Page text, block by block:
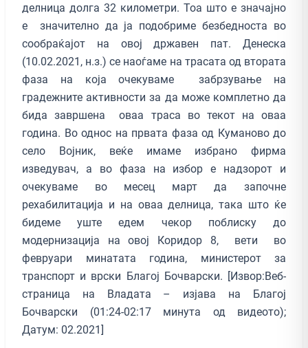
делница долга 32 километри. Тоа што е значајно
е значително да ја подобриме безбедноста во
сообраќајот на овој државен пат. Денеска
(10.02.2021, н.з.) се наоѓаме на трасата од втората
фаза на која очекуваме забрзување на
градежните активности за да може комплетно да
бида завршена оваа траса во текот на оваа
година. Во однос на првата фаза од Куманово до
село Војник, веќе имаме избрано фирма
изведувач, а во фаза на избор е надзорот и
очекуваме во месец март да започне
рехабилитација и на оваа делница, така што ќе
бидеме уште едем чекор поблиску до
модернизација на овој Коридор 8, вети во
февруари минатата година, министерот за
транспорт и врски Благој Бочварски. [Извор:Веб-
страница на Владата – изјава на Благој
Бочварски (01:24-02:17 минута од видеото);
Датум: 02.2021]